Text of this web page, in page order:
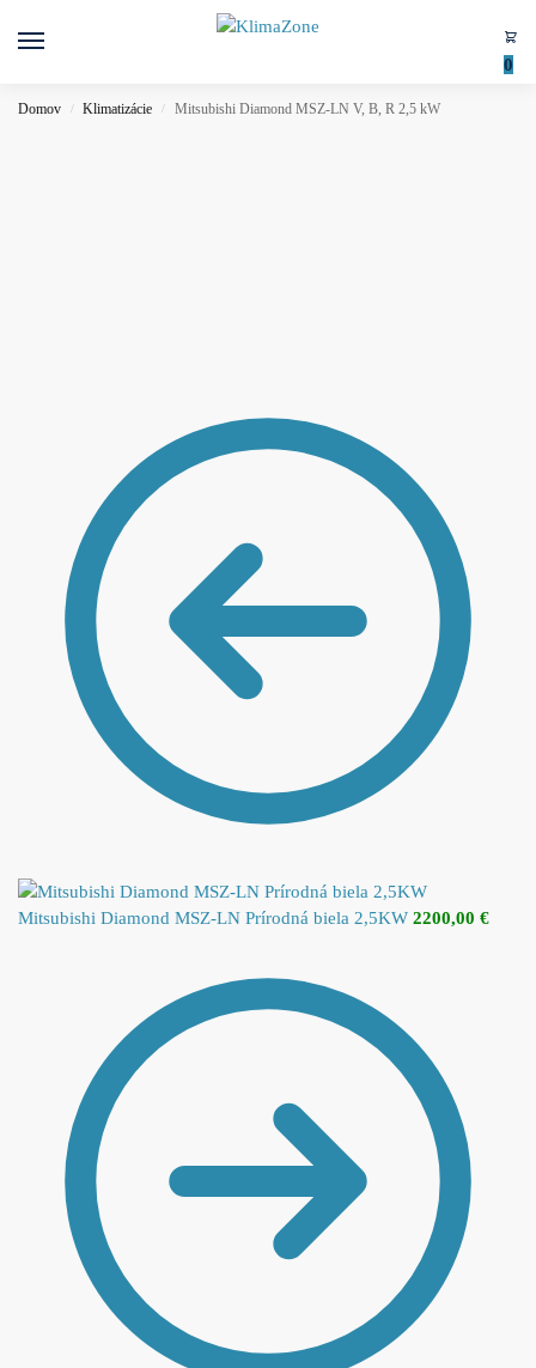
0
Domov / Klimatizácie / Mitsubishi Diamond MSZ-LN V, B, R 2,5 kW
Mitsubishi Diamond MSZ-LN Prírodná biela 2,5KW 2200,00 €